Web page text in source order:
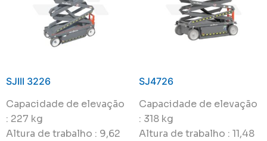
SJIII 3226
Capacidade de elevação
: 227 kg
Altura de trabalho : 9,62
SJ4726
Capacidade de elevação
: 318 kg
Altura de trabalho : 11,48